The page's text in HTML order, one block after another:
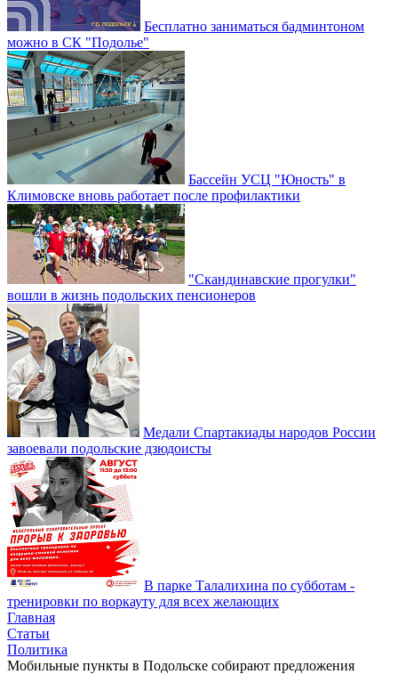
Бесплатно заниматься бадминтоном
можно в СК "Подолье"
Бассейн УСЦ "Юность" в
Климовске вновь работает после профилактики
"Скандинавские прогулки"
вошли в жизнь подольских пенсионеров
Медали Спартакиады народов России
завоевали подольские дзюдоисты
В парке Талалихина по субботам -
тренировки по воркауту для всех желающих
Главная
Статьи
Политика
Мобильные пункты в Подольске собирают предложения